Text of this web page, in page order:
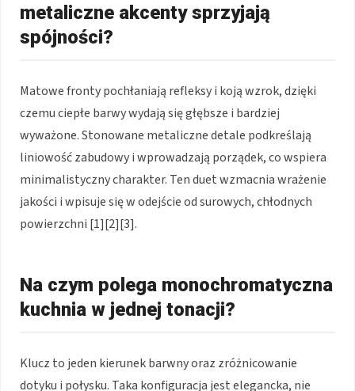
metaliczne akcenty sprzyjają
spójności?
Matowe fronty pochłaniają refleksy i koją wzrok, dzięki
czemu ciepłe barwy wydają się głębsze i bardziej
wyważone. Stonowane metaliczne detale podkreślają
liniowość zabudowy i wprowadzają porządek, co wspiera
minimalistyczny charakter. Ten duet wzmacnia wrażenie
jakości i wpisuje się w odejście od surowych, chłodnych
powierzchni [1][2][3].
Na czym polega monochromatyczna
kuchnia w jednej tonacji?
Klucz to jeden kierunek barwny oraz zróżnicowanie
dotyku i połysku. Taka konfiguracja jest elegancka, nie